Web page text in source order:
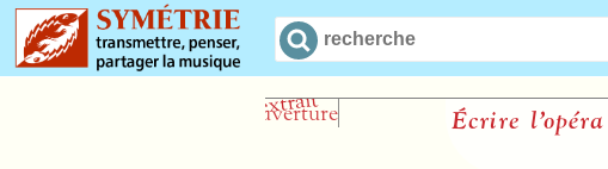
Écrire l’opéra au
Robert